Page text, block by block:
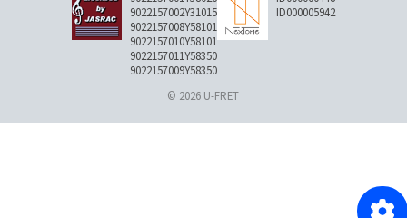
9022157002Y31015
9022157008Y58101
9022157010Y58101
9022157011Y58350
9022157009Y58350
ID000005942
© 2026 U-FRET